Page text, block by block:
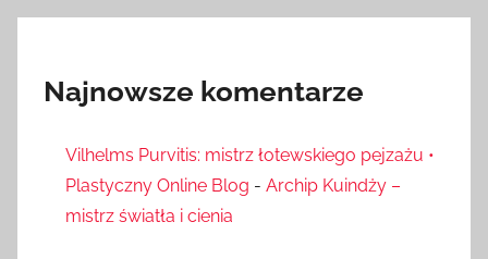
Najnowsze komentarze
Vilhelms Purvitis: mistrz łotewskiego pejzażu •
Plastyczny Online Blog - Archip Kuindży –
mistrz światła i cienia